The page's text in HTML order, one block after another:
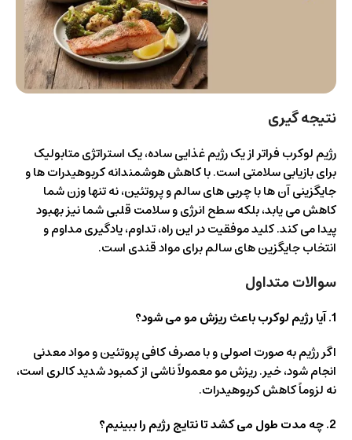
نتیجه گیری
رژیم لوکرب فراتر از یک رژیم غذایی ساده، یک استراتژی متابولیک
برای بازیابی سلامتی است. با کاهش هوشمندانه کربوهیدرات ها و
جایگزینی آن ها با چربی های سالم و پروتئین، نه تنها وزن شما
کاهش می یابد، بلکه سطح انرژی و سلامت قلبی شما نیز بهبود
پیدا می کند. کلید موفقیت در این راه، تداوم، یادگیری مداوم و
انتخاب جایگزین های سالم برای مواد قندی است.
سوالات متداول
1. آیا رژیم لوکرب باعث ریزش مو می شود؟
اگر رژیم به صورت اصولی و با مصرف کافی پروتئین و مواد معدنی
انجام شود، خیر. ریزش مو معمولاً ناشی از کمبود شدید کالری است،
نه لزوماً کاهش کربوهیدرات.
2. چه مدت طول می کشد تا نتایج رژیم را ببینیم؟